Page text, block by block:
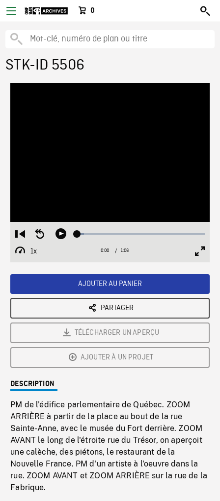
0
STK-ID 5506
Restart
from
beginning
Seek
Play Loaded:
1x
Playback
Current
0:00 / Duration
1:06
AJOUTER AU PANIER
PARTAGER
TÉLÉCHARGER UN APERÇU
AJOUTER À UN PROJET
DESCRIPTION
PM de l'édifice parlementaire de Québec. ZOOM
ARRIÈRE à partir de la place au bout de la rue
Sainte-Anne, avec le musée du Fort derrière. ZOOM
AVANT le long de l'étroite rue du Trésor, on aperçoit
une calèche, des piétons, le restaurant de la
Nouvelle France. PM d'un artiste à l'oeuvre dans la
rue. ZOOM AVANT et ZOOM ARRIÈRE sur la rue de la
Fabrique.